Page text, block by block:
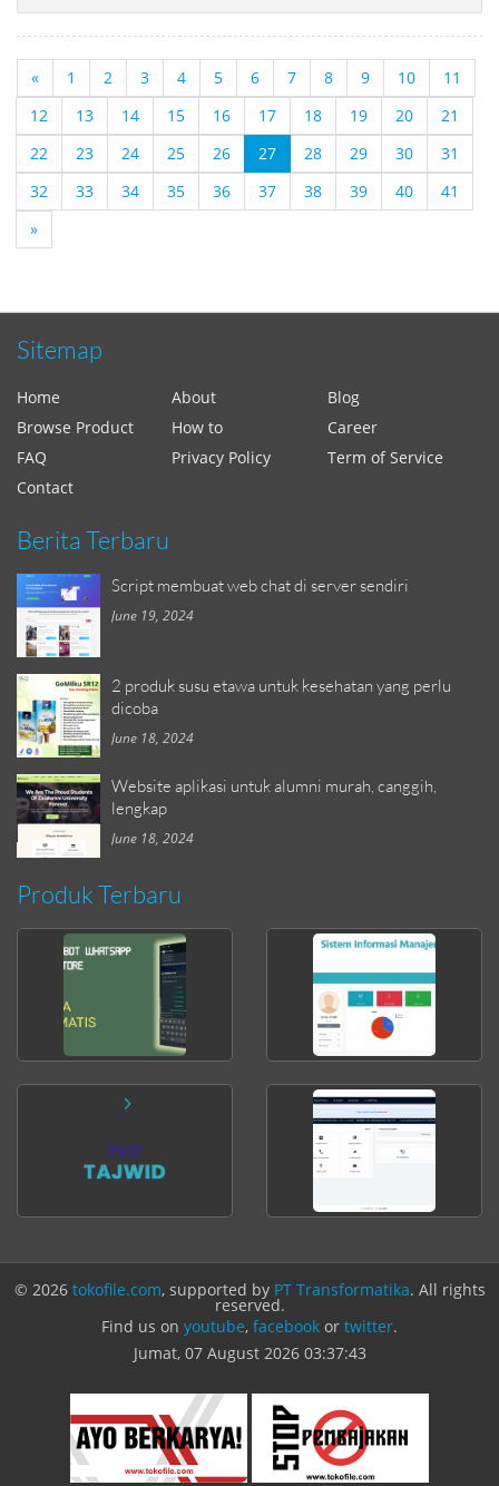
« 1 2 3 4 5 6 7 8 9 10
11
12
13 14 15 16 17 18 19 20
21
22
23 24 25 26 27 28 29 30
31
32
33 34 35 36 37 38 39 40
41
»
Sitemap
Home About
Blog
Browse Product
How to
Career
FAQ
Privacy Policy
Term of Service
Contact
Berita Terbaru
Script membuat web chat di server sendiri
June 19, 2024
2 produk susu etawa untuk kesehatan yang perlu
dicoba
June 18, 2024
Website aplikasi untuk alumni murah, canggih,
lengkap
June 18, 2024
Produk Terbaru
© 2026 tokofile.com, supported by PT Transformatika. All rights
reserved.
Find us on youtube, facebook or twitter.
Jumat, 07 August 2026 03:37:43